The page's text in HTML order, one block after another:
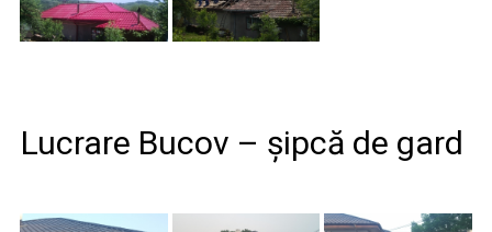
Lucrare Bucov – șipcă de gard